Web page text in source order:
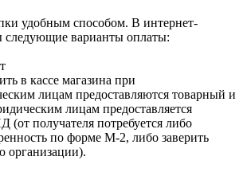
удобным способом. В интернет-
следующие варианты оплаты:
в кассе магазина при
лицам предоставляются товарный и
лицам предоставляется
(от получателя потребуется либо
по форме М-2, либо заверить
организации).